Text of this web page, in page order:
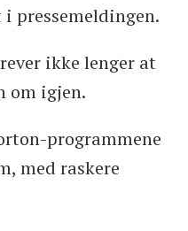
pressemeldingen.
ikke lenger at
om igjen.
programmene
med raskere